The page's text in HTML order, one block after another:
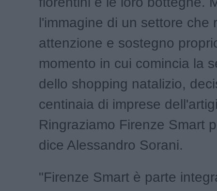
l'immagine di un settore che
attenzione e sostegno
momento in cui comincia la
dello shopping natalizio,
centinaia di imprese
Ringraziamo Firenze Smart
dice Alessandro Sorani.
"Firenze Smart è parte